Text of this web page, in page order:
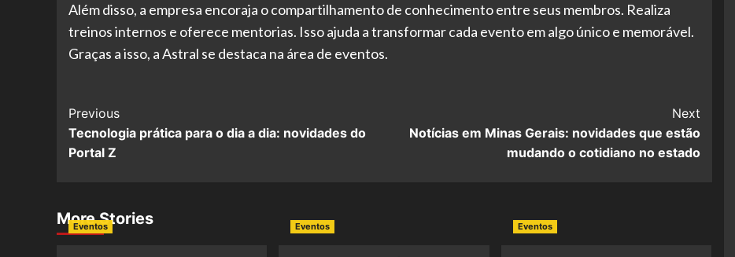
Além disso, a empresa encoraja o compartilhamento de conhecimento entre seus membros. Realiza
treinos internos e oferece mentorias. Isso ajuda a transformar cada evento em algo único e memorável.
Graças a isso, a Astral se destaca na área de eventos.
Post
Navigation
Previous
Tecnologia prática para o dia a dia: novidades do
Portal Z
Next
Notícias em Minas Gerais: novidades que estão
mudando o cotidiano no estado
More Stories
Eventos Eventos Eventos